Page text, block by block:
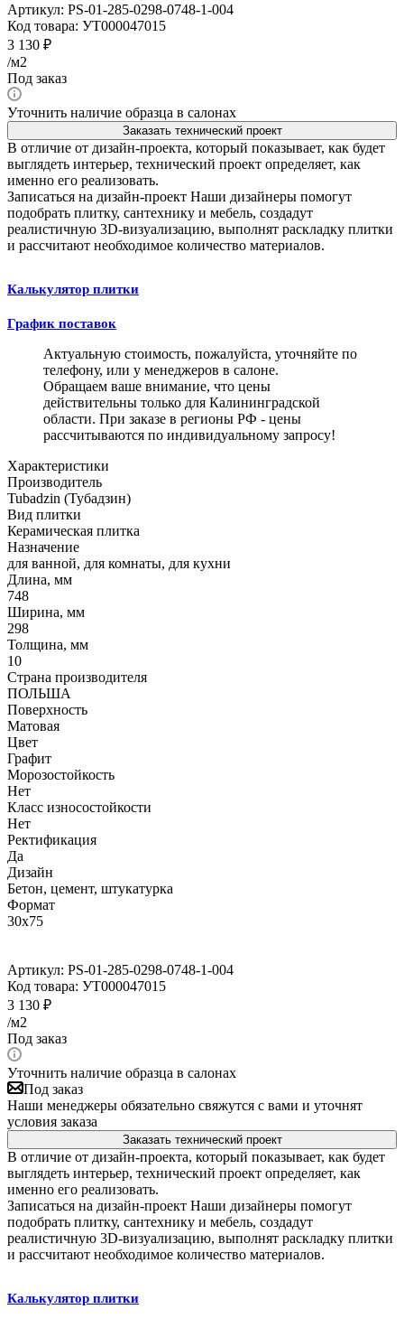
Артикул: PS-01-285-0298-0748-1-004
Код товара: УТ000047015
3 130 ₽
/м2
Под заказ
Уточнить наличие образца в салонах
Заказать технический проект
В отличие от дизайн-проекта, который показывает, как будет
выглядеть интерьер, технический проект определяет, как
именно его реализовать.
Записаться на дизайн-проект Наши дизайнеры помогут
подобрать плитку, сантехнику и мебель, создадут
реалистичную 3D-визуализацию, выполнят раскладку плитки
и рассчитают необходимое количество материалов.
Калькулятор плитки
График поставок
Актуальную стоимость, пожалуйста, уточняйте по
телефону, или у менеджеров в салоне.
Обращаем ваше внимание, что цены
действительны только для Калининградской
области. При заказе в регионы РФ - цены
рассчитываются по индивидуальному запросу!
Характеристики
Производитель
Tubadzin (Тубадзин)
Вид плитки
Керамическая плитка
Назначение
для ванной, для комнаты, для кухни
Длина, мм
748
Ширина, мм
298
Толщина, мм
10
Страна производителя
ПОЛЬША
Поверхность
Матовая
Цвет
Графит
Морозостойкость
Нет
Класс износостойкости
Нет
Ректификация
Да
Дизайн
Бетон, цемент, штукатурка
Формат
30x75
Артикул: PS-01-285-0298-0748-1-004
Код товара: УТ000047015
3 130 ₽
/м2
Под заказ
Уточнить наличие образца в салонах
Под заказ
Наши менеджеры обязательно свяжутся с вами и уточнят
условия заказа
Заказать технический проект
В отличие от дизайн-проекта, который показывает, как будет
выглядеть интерьер, технический проект определяет, как
именно его реализовать.
Записаться на дизайн-проект Наши дизайнеры помогут
подобрать плитку, сантехнику и мебель, создадут
реалистичную 3D-визуализацию, выполнят раскладку плитки
и рассчитают необходимое количество материалов.
Калькулятор плитки